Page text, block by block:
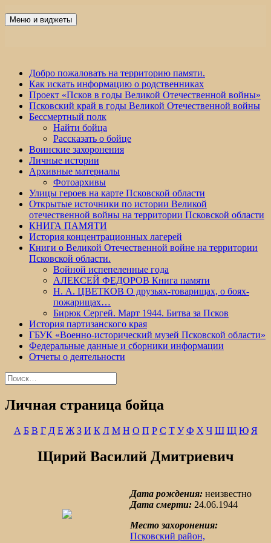
Победа 60
Меню и виджеты
Добро пожаловать на территорию памяти.
Как искать информацию о родственниках
Проект «Псков в годы Великой Отечественной войны»
Псковский край в годы Великой Отечественной войны
Бессмертный полк
Найти бойца
Рассказать о бойце
Воинские захоронения
Личные истории
Архивные материалы
Фотоархивы
Улицы героев на карте Псковской области
Открытые источники по истории Великой
отечественной войны на территории Псковской области
КНИГА ПАМЯТИ
История концентрационных лагерей
Книги о Великой Отечественной войне на территории
Псковской области.
Войной испепеленные года
АЛЕКСЕЙ ФЕДОРОВ Книга памяти
Н. А. ЦВЕТКОВ О друзьях-товарищах, о боях-
пожарищах…
Бирюк Сергей. Март 1944. Битва за Псков
История партизанского края
ГБУК «Военно-исторический музей Псковской области»
Федеральные данные и сборники информации
Отчеты о деятельности
Найти:
Личная страница бойца
А Б В Г Д Е Ж З И К Л М Н О П Р С Т У Ф Х Ч Ш Щ Ю Я
Щирий Василий Дмитриевич
Дата рождения: неизвестно
Дата смерти: 24.06.1944
Место захоронения:
Псковский район,